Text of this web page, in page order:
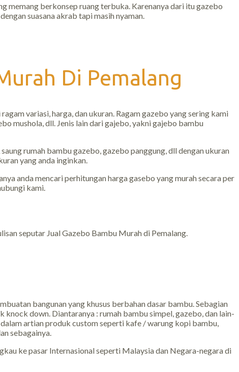
memang berkonsep ruang terbuka. Karenanya dari itu gazebo
suasana akrab tapi masih nyaman.
Di Pemalang
variasi, harga, dan ukuran. Ragam gazebo yang sering kami
mushola, dll. Jenis lain dari gajebo, yakni gajebo bambu
rumah bambu gazebo, gazebo panggung, dll dengan ukuran
yang anda inginkan.
anda mencari perhitungan harga gasebo yang murah secara per
kami.
seputar Jual Gazebo Bambu Murah di Pemalang.
bangunan yang khusus berbahan dasar bambu. Sebagian
down. Diantaranya : rumah bambu simpel, gazebo, dan lain-
artian produk custom seperti kafe / warung kopi bambu,
sebagainya.
ke pasar Internasional seperti Malaysia dan Negara-negara di